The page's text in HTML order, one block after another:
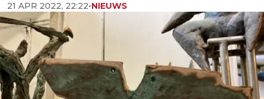
21 APR 2022, 22:22•NIEUWS